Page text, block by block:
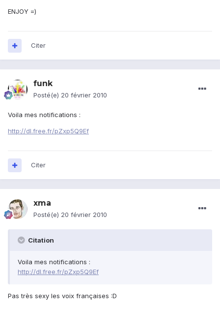
ENJOY =)
Citer
funk
Posté(e) 20 février 2010
Voila mes notifications :
http://dl.free.fr/pZxp5Q9Ef
Citer
xma
Posté(e) 20 février 2010
Citation
Voila mes notifications :
http://dl.free.fr/pZxp5Q9Ef
Pas très sexy les voix françaises :D